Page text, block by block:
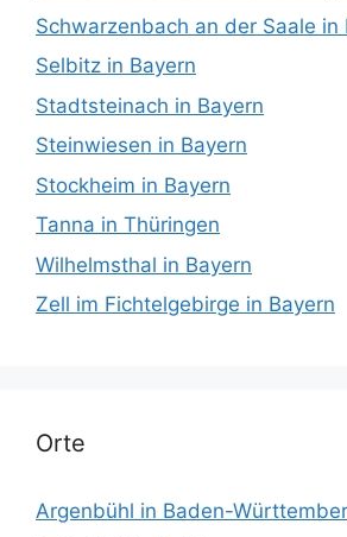
Schwarzenbach an der Saale in
Selbitz in Bayern
Stadtsteinach in Bayern
Steinwiesen in Bayern
Stockheim in Bayern
Tanna in Thüringen
Wilhelmsthal in Bayern
Zell im Fichtelgebirge in Bayern
Orte
Argenbühl in Baden-